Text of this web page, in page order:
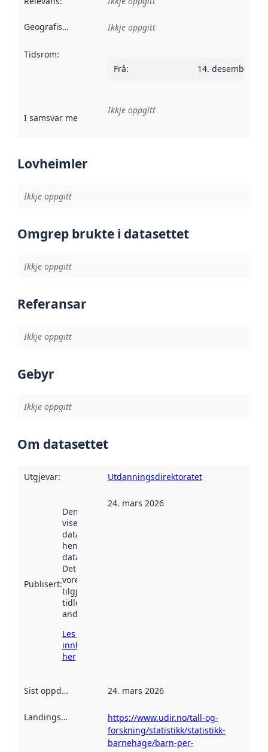
Geografisk område Ikkje oppgitt
Tidsrom:
Frå: 14. desember
I samsvar med Referanse til ei implementeringsregel eller
Ikkje oppgitt
Lovheimler
Ikkje oppgitt
Omgrep brukte i datasettet
Ikkje oppgitt
Referansar
Ikkje oppgitt
Gebyr
Ikkje oppgitt
Om datasettet
Utgjevar: Utdanningsdirektoratet
Publisert:
Denne datoen
viser når
datasettet vart
henta inn av
data.norge.no.
Det kan ha
vore
tilgjengeleg
tidlegare
andre stader.
Les meir om
innhenting
her
24. mars 2026
Sist oppdatert 24. mars 2026
Landingsside
https://www.udir.no/tall-og-
forskning/statistikk/statistikk-
barnehage/barn-per-